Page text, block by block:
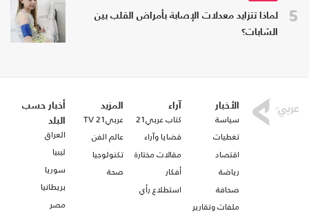
5
لماذا تتزايد معدلات الإصابة بأمراض القلب بين
الشابات؟
الأخبار
سياسة
تغطيات
اقتصاد
رياضة
صحافة
ملفات وتقارير
آراء
كتاب عربي21
قضايا وآراء
مقالات مختارة
أفكار
استطلاع رأي
المزيد
عربي21 TV
عالم الفن
تكنولوجيا
صحة
أخبار حسب
البلد
العراق
ليبيا
سوريا
بريطانيا
مصر